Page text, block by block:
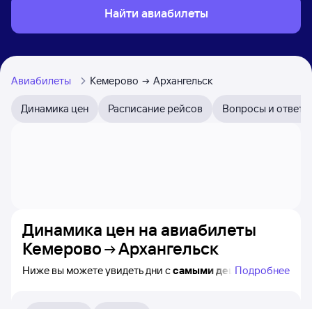
Найти авиабилеты
Авиабилеты Кемерово Архангельск
Динамика цен Расписание рейсов Вопросы и ответы
Динамика цен на авиабилеты
Кемерово
Архангельск
Ниже вы можете увидеть дни ссамыми дешёвыми
Подробнее